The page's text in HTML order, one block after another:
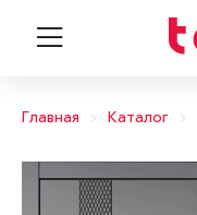
Главная Каталог